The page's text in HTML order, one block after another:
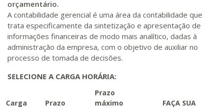
orçamentário.
A contabilidade gerencial é uma área da contabilidade que
trata especificamente da sintetização e apresentação de
informações financeiras de modo mais analítico, dadas à
administração da empresa, com o objetivo de auxiliar no
processo de tomada de decisões.
SELECIONE A CARGA HORÁRIA:
Carga
Prazo
Prazo
máximo
FAÇA SUA